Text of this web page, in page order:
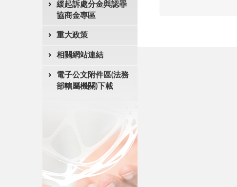
緩起訴處分金與認罪
協商金專區
重大政策
相關網站連結
電子公文附件區(法務
部轄屬機關)下載